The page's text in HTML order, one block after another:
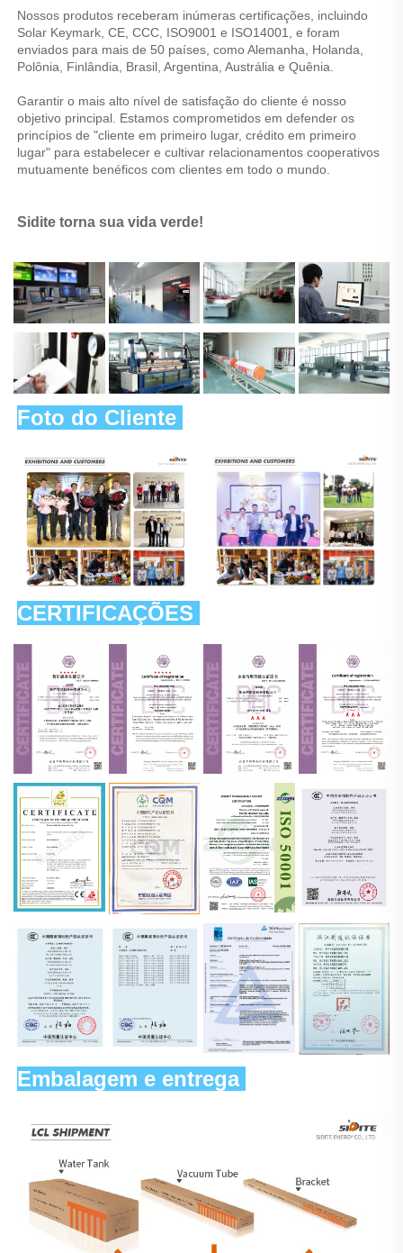
Nossos produtos receberam inúmeras certificações, incluindo
Solar Keymark, CE, CCC, ISO9001 e ISO14001, e foram
enviados para mais de 50 países, como Alemanha, Holanda,
Polônia, Finlândia, Brasil, Argentina, Austrália e Quênia.
Garantir o mais alto nível de satisfação do cliente é nosso
objetivo principal. Estamos comprometidos em defender os
princípios de "cliente em primeiro lugar, crédito em primeiro
lugar" para estabelecer e cultivar relacionamentos cooperativos
mutuamente benéficos com clientes em todo o mundo.
Sidite torna sua vida verde!
Foto do Cliente
CERTIFICAÇÕES
Embalagem e entrega